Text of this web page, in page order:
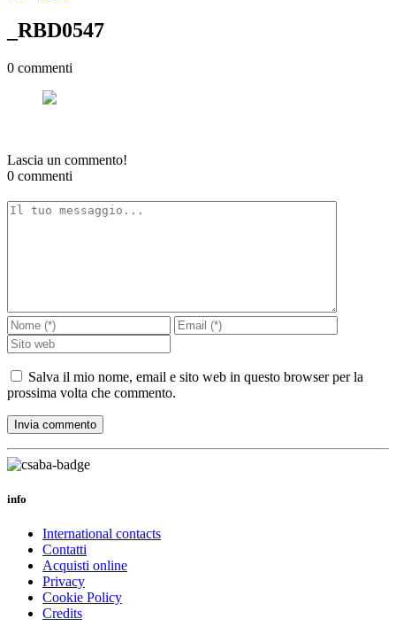
_RBD0547
0 commenti
Lascia un commento!
0 commenti
Salva il mio nome, email e sito web in questo browser per la
prossima volta che commento.
info
International contacts
Contatti
Acquisti online
Privacy
Cookie Policy
Credits